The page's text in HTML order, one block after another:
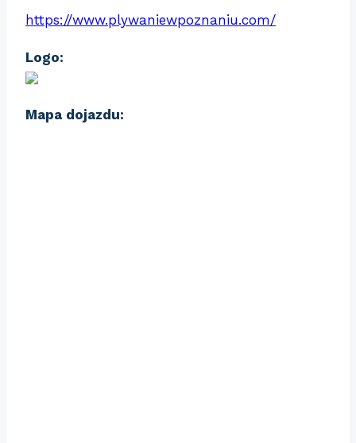
https://www.plywaniewpoznaniu.com/
Logo:
Mapa dojazdu: